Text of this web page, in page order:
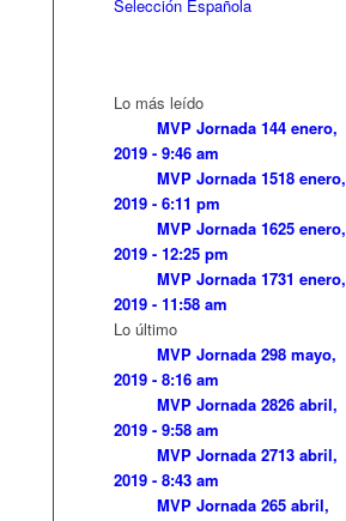
Selección Española
Lo más leído
MVP Jornada 144 enero,
2019 - 9:46 am
MVP Jornada 1518 enero,
2019 - 6:11 pm
MVP Jornada 1625 enero,
2019 - 12:25 pm
MVP Jornada 1731 enero,
2019 - 11:58 am
Lo último
MVP Jornada 298 mayo,
2019 - 8:16 am
MVP Jornada 2826 abril,
2019 - 9:58 am
MVP Jornada 2713 abril,
2019 - 8:43 am
MVP Jornada 265 abril,